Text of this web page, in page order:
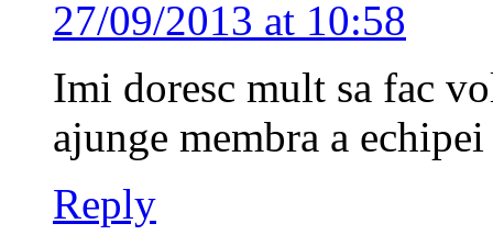
27/09/2013 at 10:58
Imi doresc mult sa fac
ajunge membra a
Reply